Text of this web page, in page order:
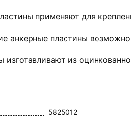
применяют для
анкерные пластины
изготавливают из
5825012